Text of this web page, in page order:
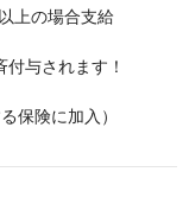
上の場合支給
与されます！
保険に加入）